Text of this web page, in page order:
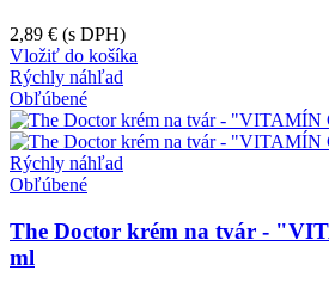
2,89 € (s DPH)
Vložiť do košíka
Rýchly náhľad
Obľúbené
Rýchly náhľad
Obľúbené
The Doctor krém na tvár -
ml